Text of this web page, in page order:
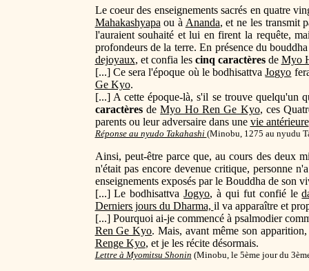
Le coeur des enseignements sacrés en quatre
Mahakashyapa ou à Ananda, et ne les transmit
l'auraient souhaité et lui en firent la requête,
profondeurs de la terre. En présence du bouddha
dejoyaux, et confia les cinq caractèresde Myo
[...] Ce sera l'époque où le bodhisattvaJogyo
Ge Kyo.
[...] A cette époque-là, s'il se trouve quelqu'un
caractèresdeMyo Ho Ren Ge Kyo, ces
parents ou leur adversaire dans une vie antérieure
Réponse au nyudo Takahashi (Minobu, 1275 au nyudu
Ainsi, peut-être parce que, au cours des deux
n'était pas encore devenue critique, personne
enseignements exposés par le Bouddha de son
[...] Le bodhisattvaJogyo, à qui fut confié le
Derniers jours du Dharma, il va apparaître et
[...] Pourquoi ai-je commencé à psalmodier
Ren Ge Kyo. Mais, avant même son
Renge Kyo, et je les récite désormais.
Lettre à Myomitsu Shonin (Minobu, le 5ème jour du